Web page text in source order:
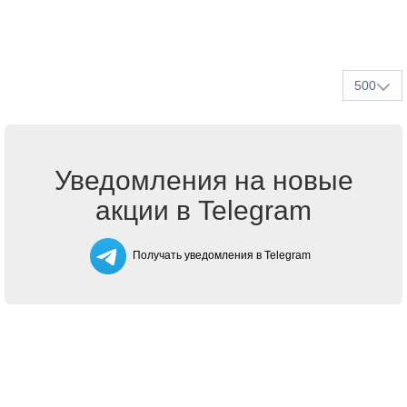
500
Уведомления на новые
акции в Telegram
Получать уведомления в Telegram